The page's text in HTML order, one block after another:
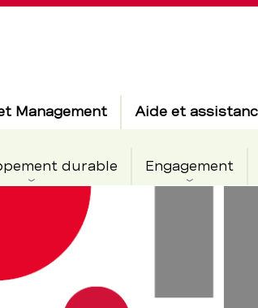
Management Aide et
durable Engagement